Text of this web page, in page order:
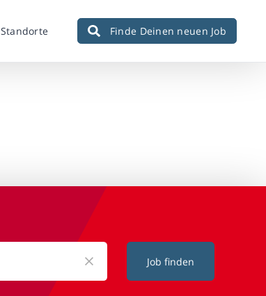
Standorte Finde Deinen neuen Job
Job finden